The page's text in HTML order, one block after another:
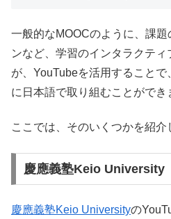
一般的なMOOCのように、課
ンなど、学習のインタラクテ
が、YouTubeを活用すること
に日本語で取り組むことができ
ここでは、そのいくつかを紹介
慶應義塾Keio University
慶應義塾Keio Universityの